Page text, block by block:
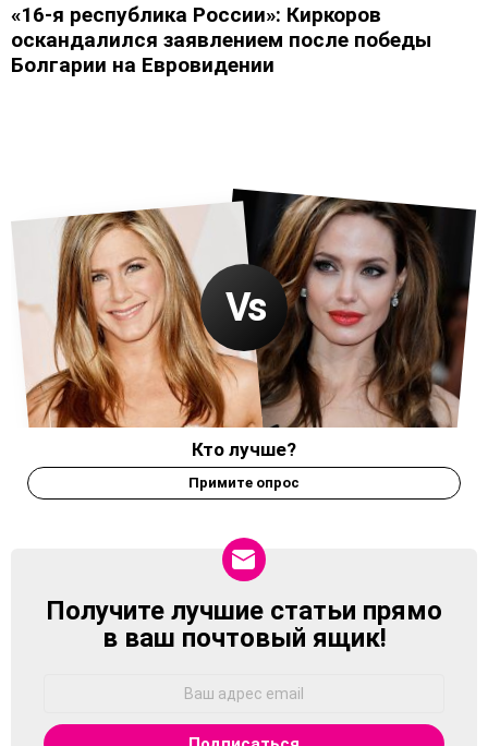
«16-я республика России»: Киркоров
оскандалился заявлением после победы
Болгарии на Евровидении
Кто лучше?
Примите опрос
NEWSLETTER
Получите лучшие статьи прямо
в ваш почтовый ящик!